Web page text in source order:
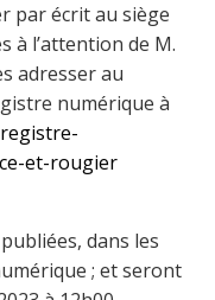
par écrit au siège
à l’attention de M.
adresser au
numérique à
et-rougier
dans les
; et seront